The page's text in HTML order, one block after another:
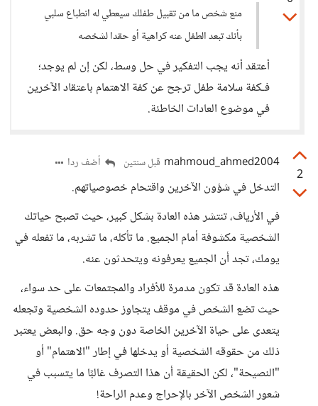
منع شخص ما من تقبيل طفلك سيعطي له انطباع سلبي
بأنك تبعد الطفل عنه كراهية أو حقدا لشخصه
أعتقد أنه يجب التفكير في حل وسط، لكن إن لم يوجد؛
فـكفة سلامة طفل ترجح عن كفة الاهتمام باعتقاد الآخرين
في موضوع العادات الخاطئة.
2
mahmoud_ahmed2004 قبل سنتين أضف ردا
التدخل في شؤون الآخرين واقتحام خصوصياتهم.
في الأرياف، تنتشر هذه العادة بشكل كبير، حيث تصبح حياتك
الشخصية مكشوفة أمام الجميع. ما تأكله، ما تشربه، ما تفعله في
يومك، تجد أن الجميع يعرفونه ويتحدثون عنه.
هذه العادة قد تكون مدمرة للأفراد والمجتمعات على حد سواء،
حيث تضع الشخص في موقف يتجاوز حدوده الشخصية وتجعله
يتعدى على حياة الآخرين الخاصة دون وجه حق. والبعض يعتبر
ذلك من حقوقه الشخصية أو يدخلها في إطار "الاهتمام" أو
"النصيحة"، لكن الحقيقة أن هذا التصرف غالبًا ما يتسبب في
شعور الشخص الآخر بالإحراج وعدم الراحة!